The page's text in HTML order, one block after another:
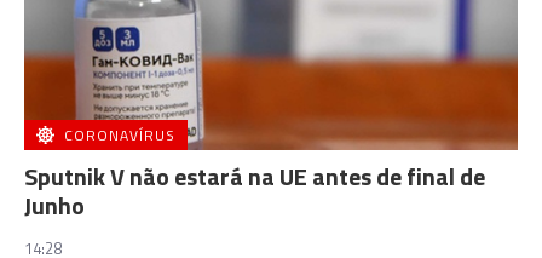
CORONAVÍRUS
Sputnik V não estará na UE antes de final de
Junho
14:28